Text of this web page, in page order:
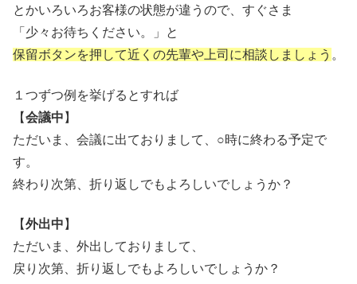
とかいろいろお客様の状態が違うので、すぐさま
「少々お待ちください。」と
保留ボタンを押して近くの先輩や上司に相談しましょう 。
１つずつ例を挙げるとすれば
【会議中 】
ただいま、会議に出ておりまして、○時に終わる予定で
す。
終わり次第、折り返しでもよろしいでしょうか？
【外出中 】
ただいま、外出しておりまして、
戻り次第、折り返しでもよろしいでしょうか？